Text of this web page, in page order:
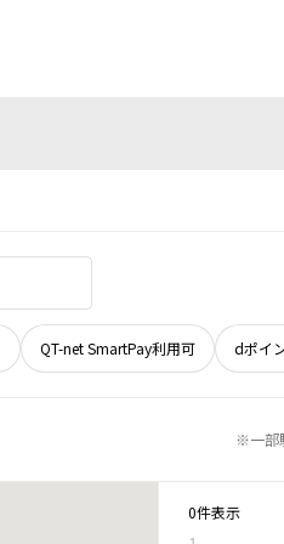
QT-net SmartPay利用可 dポイ
※一部
0件表示